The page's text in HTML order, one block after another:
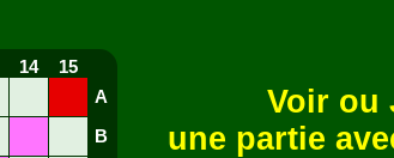
14
15
A
B
Voir ou
une partie